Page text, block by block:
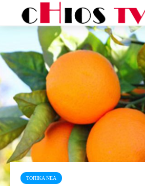
ΤΟΠΙΚΑ ΝΕΑ